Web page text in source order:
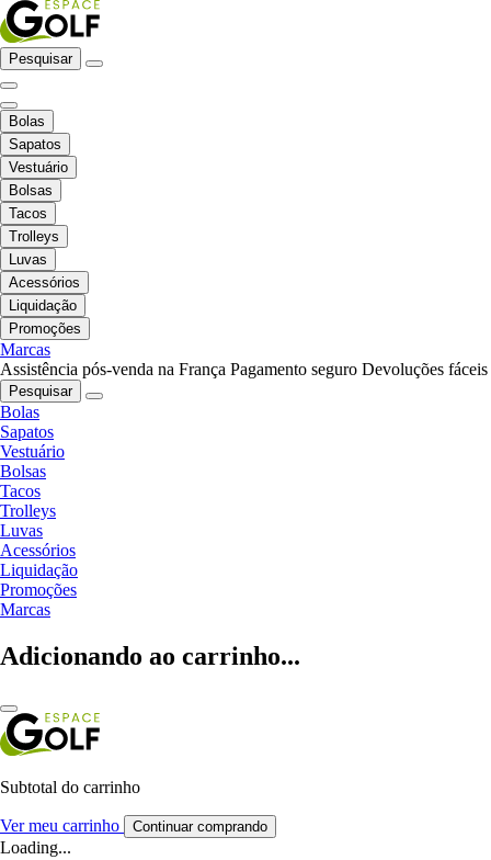
Pesquisar
Bolas
Sapatos
Vestuário
Bolsas
Tacos
Trolleys
Luvas
Acessórios
Liquidação
Promoções
Marcas
Assistência pós-venda na França Pagamento seguro Devoluções fáceis
Pesquisar
Bolas
Sapatos
Vestuário
Bolsas
Tacos
Trolleys
Luvas
Acessórios
Liquidação
Promoções
Marcas
Adicionando ao carrinho...
Subtotal do carrinho
Ver meu carrinho Continuar comprando
Loading...